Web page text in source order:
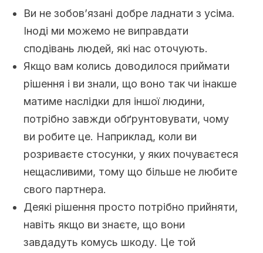
Ви не зобов’язані добре ладнати з усіма.
Іноді ми можемо не виправдати
сподівань людей, які нас оточують.
Якщо вам колись доводилося приймати
рішення і ви знали, що воно так чи інакше
матиме наслідки для іншої людини,
потрібно завжди обґрунтовувати, чому
ви робите це. Наприклад, коли ви
розриваєте стосунки, у яких почуваєтеся
нещасливими, тому що більше не любите
свого партнера.
Деякі рішення просто потрібно прийняти,
навіть якщо ви знаєте, що вони
завдадуть комусь шкоду. Це той